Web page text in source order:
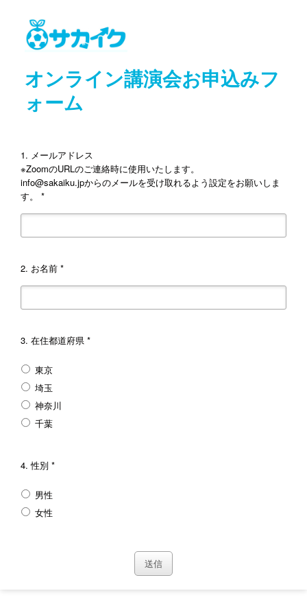
オンライン講演会お申込みフ
ォーム
1. メールアドレス
※ZoomのURLのご連絡時に使用いたします。
info@sakaiku.jpからのメールを受け取れるよう設定をお願いしま
す。 *
2. お名前 *
3. 在住都道府県 *
東京
埼玉
神奈川
千葉
4. 性別 *
男性
女性